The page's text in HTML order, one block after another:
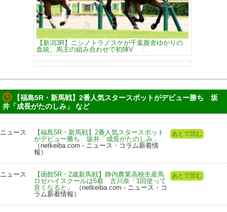
【新潟3R】ニシノトラノスケが千葉厩舎ゆかりの
血統、馬主の組み合わせで初陣V 「
【福島5R・新馬戦】2番人気スタースポットがデビュー勝ち 坂
井「成長がたのしみ」 など
ニュース
【福島5R・新馬戦】2番人気スタースポット
がデビュー勝ち 坂井「成長がたのしみ」
（netkeiba.com - ニュース・コラム新着情
報）
あとで読む
ニュース
【函館5R・2歳新馬戦】静内農業高校生産馬
ロゼハイスクールは5着 古川奈「1回使って
良くなると」
（netkeiba.com - ニュース・コ
ラム新着情報）
あとで読む